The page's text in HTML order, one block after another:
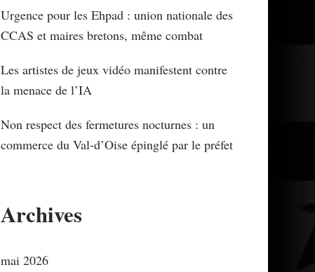
Urgence pour les Ehpad : union nationale des
CCAS et maires bretons, même combat
Les artistes de jeux vidéo manifestent contre
la menace de l’IA
Non respect des fermetures nocturnes : un
commerce du Val-d’Oise épinglé par le préfet
Archives
mai 2026